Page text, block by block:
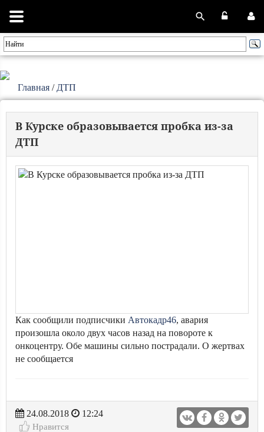
Главная / ДТП
В Курске образовывается пробка из-за
ДТП
Как сообщили подписчики Автокадр46, авария
произошла около двух часов назад на повороте к
онкоцентру. Обе машины сильно пострадали. О жертвах
не сообщается
24.08.2018
12:24
Нравится